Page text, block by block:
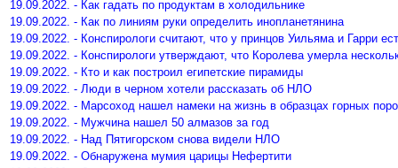
19.09.2022. - Как гадать по продуктам в холодильнике
19.09.2022. - Как по линиям руки определить инопланетянина
19.09.2022. - Конспирологи считают, что у принцов Уильяма и Гарри
19.09.2022. - Конспирологи утверждают, что Королева умерла
19.09.2022. - Кто и как построил египетские пирамиды
19.09.2022. - Люди в черном хотели рассказать об НЛО
19.09.2022. - Марсоход нашел намеки на жизнь в образцах горных
19.09.2022. - Мужчина нашел 50 алмазов за год
19.09.2022. - Над Пятигорском снова видели НЛО
19.09.2022. - Обнаружена мумия царицы Нефертити